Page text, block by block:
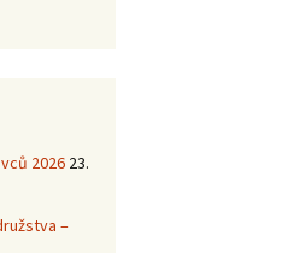
2026 23.
–